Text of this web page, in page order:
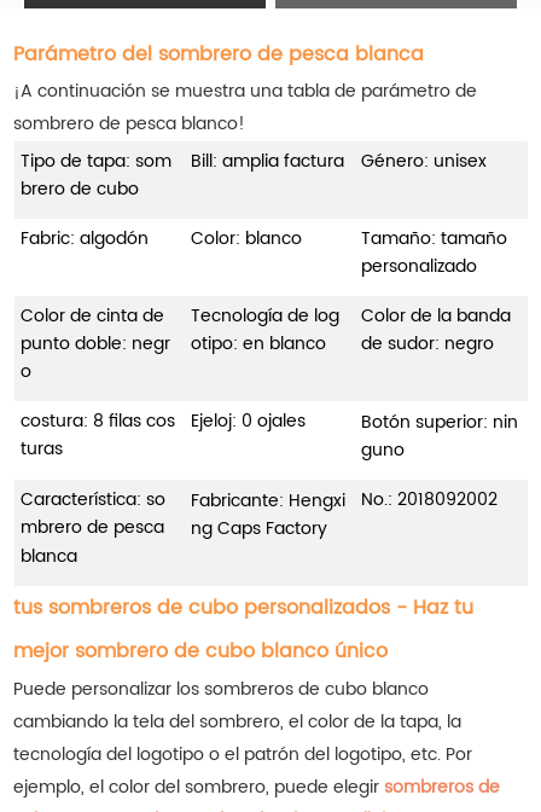
Parámetro del sombrero de pesca blanca
¡A continuación se muestra una tabla de parámetro de
sombrero de pesca blanco!
Tipo de tapa: som
brero de cubo
Bill: amplia factura Género: unisex
Fabric: algodón Color: blanco
Tamaño: tamaño
personalizado
Color de cinta de
punto doble: negr
o
Tecnología de log
otipo: en blanco
Color de la banda
de sudor: negro
costura: 8 filas cos
turas
Ejeloj: 0 ojales
Botón superior: nin
guno
Característica: so
mbrero de pesca
blanca
Fabricante: Hengxi
ng Caps Factory
No.: 2018092002
tus sombreros de cubo personalizados - Haz tu
mejor sombrero de cubo blanco único
Puede personalizar los sombreros de cubo blanco
cambiando la tela del sombrero, el color de la tapa, la
tecnología del logotipo o el patrón del logotipo, etc. Por
ejemplo, el color del sombrero, puede elegir sombreros de